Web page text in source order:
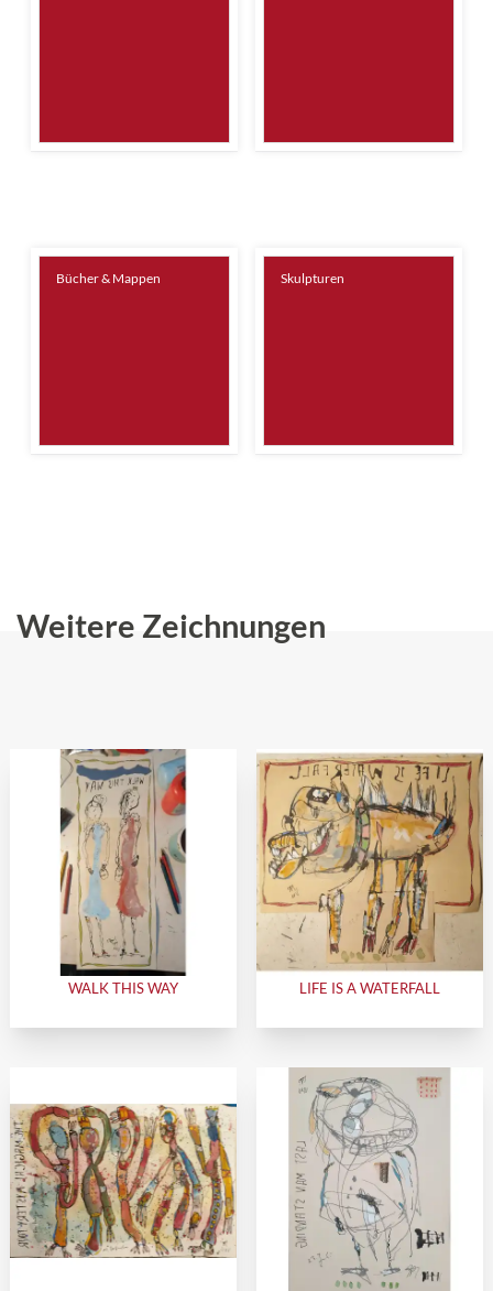
Bücher & Mappen Skulpturen
Weitere Zeichnungen
WALK THIS WAY LIFE IS A WATERFALL